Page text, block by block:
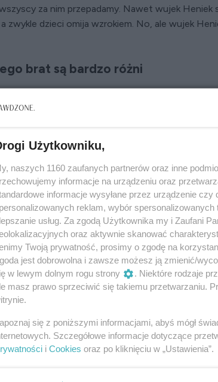
za nim przepadamy. Nawet wujek Heniek
zwykle dzieci omija wzrokiem. No, ale wujek
brat są bardzo różni
dwie bardziej się od siebie różniące
to człowiek, na którego zawsze można liczyć, i
nasze wakacyjne wyjazdy z mamą, ale
do domu. Od lat kolekcjonuje rośliny, więc
Jego podobno od małego nosiło. Zmieniał
a na koniec zaciągnął się na statek i tak już od
Nie powiem – wnosił przy swoich
Gdy byłem dzieckiem, fascynowałem się jego
gdy dorosłem, zauważyłem, że wujek Heniek
mamę i tolerowany przez ojca. Czasem tata
to jego brat, a ja obiecałem ojcu, że nigdy nie
na to się krzywiła, ale nic nie mówiła.
nie żyje, zmarła przed narodzinami
zdruzgotany, bo
mama to największa
wiele się nauczyłem i moja żona
temu wiem, jak być dobrym mężem. Tak, tego
z niepokojem patrzyłem, jak się denerwuje.
Użytkowniku,
naszych 1160 zaufanych partnerów oraz inne
informacje na urządzeniu oraz
informacje wysyłane przez urządzenie czy
reklam, wybór
usług. Za zgodą Użytkownika my i Zaufani
oraz aktywnie skanować
Twoją prywatność, prosimy o zgodę na
jest dobrowolna i zawsze możesz ją zmienić/
w lewym dolnym rogu strony
. Niektóre rodzaje
masz prawo sprzeciwić się takiemu przetwarzaniu.
się z poniższymi informacjami, abyś mógł
Szczegółowe informacje dotyczące
i Cookies oraz po kliknięciu w „Ustawienia”.